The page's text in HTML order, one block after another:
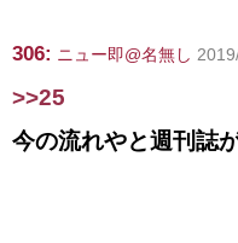
306: ニュー即@名無し
>>25
今の流れやと週刊誌